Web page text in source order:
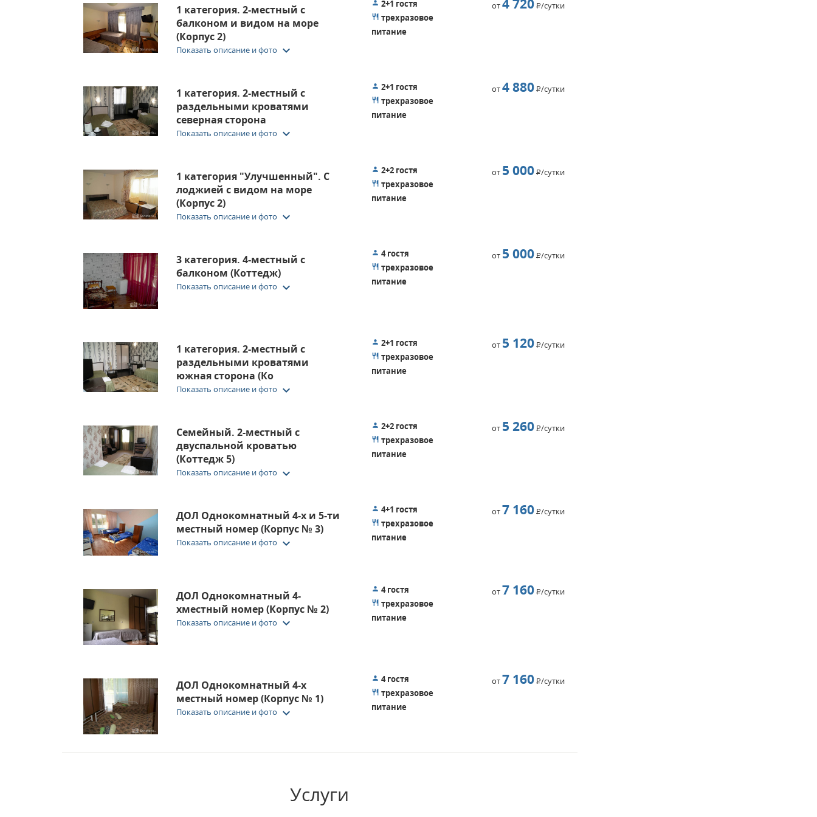
1 категория. 2-местный с
балконом и видом на море
(Корпус 2)
Показать описание и фото keyboard_arrow_down
2+1 гостя
трехразовое
питание
от4 720Р/сутки
1 категория. 2-местный с
раздельными кроватями
северная сторона
Показать описание и фото keyboard_arrow_down
2+1 гостя
трехразовое
питание
от4 880Р/сутки
1 категория "Улучшенный". С
лоджией с видом на море
(Корпус 2)
Показать описание и фото keyboard_arrow_down
2+2 гостя
трехразовое
питание
от 5 000Р/сутки
3 категория. 4-местный с
балконом (Коттедж)
Показать описание и фото keyboard_arrow_down
4 гостя
трехразовое
питание
от 5 000Р/сутки
1 категория. 2-местный с
раздельными кроватями
южная сторона (Ко
Показать описание и фото keyboard_arrow_down
2+1 гостя
трехразовое
питание
от 5 120Р/сутки
Семейный. 2-местный с
двуспальной кроватью
(Коттедж 5)
Показать описание и фото keyboard_arrow_down
2+2 гостя
трехразовое
питание
от 5 260Р/сутки
ДОЛ Однокомнатный 4-х и 5-ти
местный номер (Корпус № 3)
Показать описание и фото keyboard_arrow_down
4+1 гостя
трехразовое
питание
от7 160Р/сутки
ДОЛ Однокомнатный 4-
хместный номер (Корпус № 2)
Показать описание и фото keyboard_arrow_down
4 гостя
трехразовое
питание
от7 160Р/сутки
ДОЛ Однокомнатный 4-х
местный номер (Корпус № 1)
Показать описание и фото keyboard_arrow_down
4 гостя
трехразовое
питание
от7 160Р/сутки
Услуги